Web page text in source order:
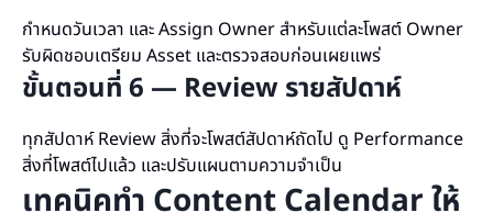
กำหนดวันเวลา และ Assign Owner สำหรับแต่ละโพสต์ Owner
รับผิดชอบเตรียม Asset และตรวจสอบก่อนเผยแพร่
ขั้นตอนที่ 6 — Review รายสัปดาห์
ทุกสัปดาห์ Review สิ่งที่จะโพสต์สัปดาห์ถัดไป ดู Performance
สิ่งที่โพสต์ไปแล้ว และปรับแผนตามความจำเป็น
เทคนิคทำ Content Calendar ให้